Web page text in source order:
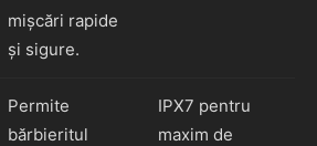
mișcări rapide
și sigure.
Permite
bărbieritul
IPX7 pentru
maxim de